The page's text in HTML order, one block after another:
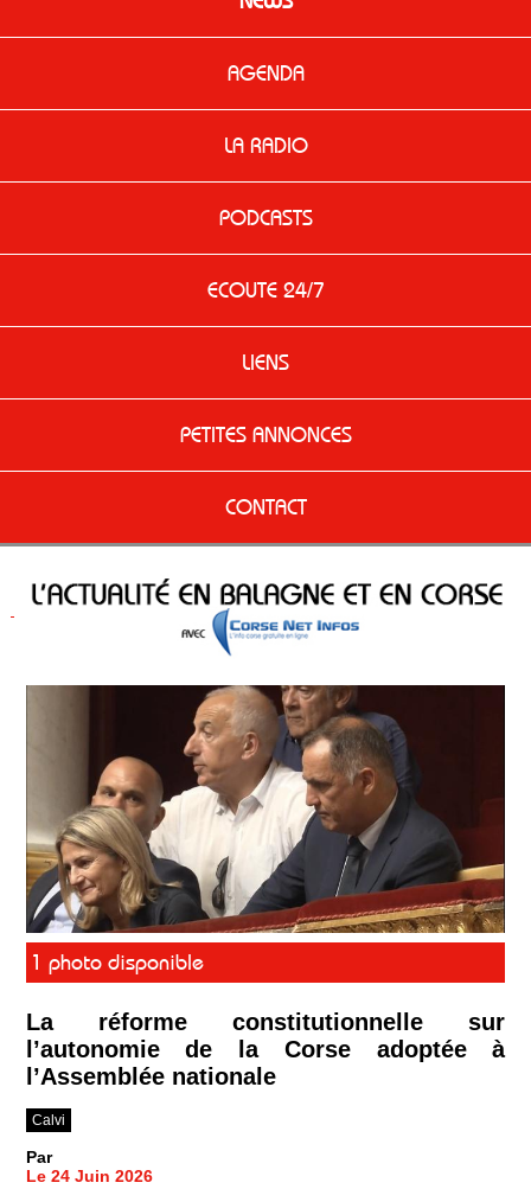
AGENDA
LA RADIO
PODCASTS
ECOUTE 24/7
LIENS
PETITES ANNONCES
CONTACT
1 photo disponible
La réforme constitutionnelle sur
l’autonomie de la Corse adoptée à
l’Assemblée nationale
Calvi
Par
Le 24 Juin 2026